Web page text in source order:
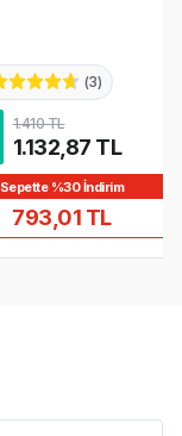
(3)
1.410 TL
1.132,87 TL
Sepette %30 İndirim
793,01 TL